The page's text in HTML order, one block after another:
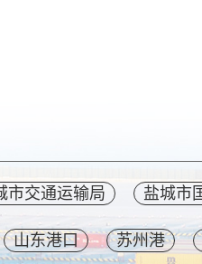
市交通运输局 盐城市
山东港口 苏州港